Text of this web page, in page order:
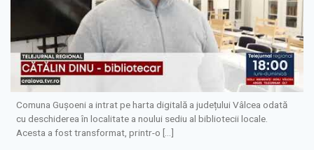
Comuna Gușoeni a intrat pe harta digitală a județului Vâlcea odată
cu deschiderea în localitate a noului sediu al bibliotecii locale.
Acesta a fost transformat, printr-o […]